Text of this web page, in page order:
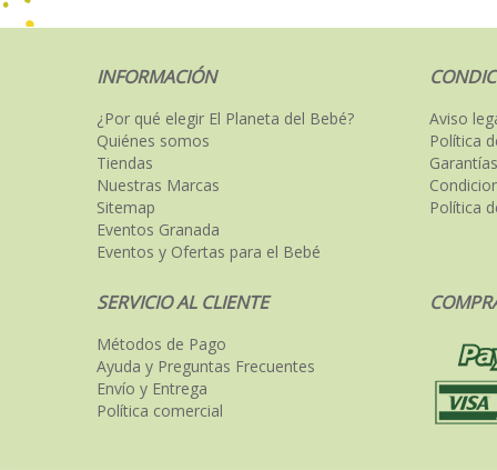
INFORMACIÓN
¿Por qué elegir El Planeta del Bebé?
Quiénes somos
Tiendas
Nuestras Marcas
Sitemap
Eventos Granada
Eventos y Ofertas para el Bebé
Aviso
Política
Política
SERVICIO AL CLIENTE
Métodos de Pago
Ayuda y Preguntas Frecuentes
Envío y Entrega
Política comercial